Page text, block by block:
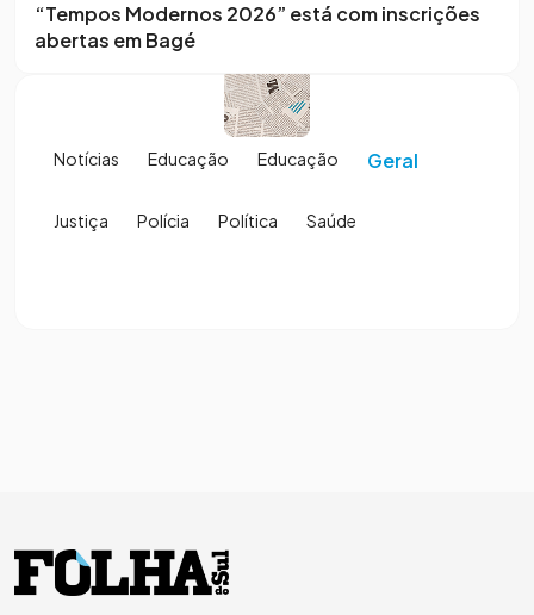
“Tempos Modernos 2026” está com inscrições
abertas em Bagé
Notícias Educação Educação Geral
Justiça Polícia Política Saúde